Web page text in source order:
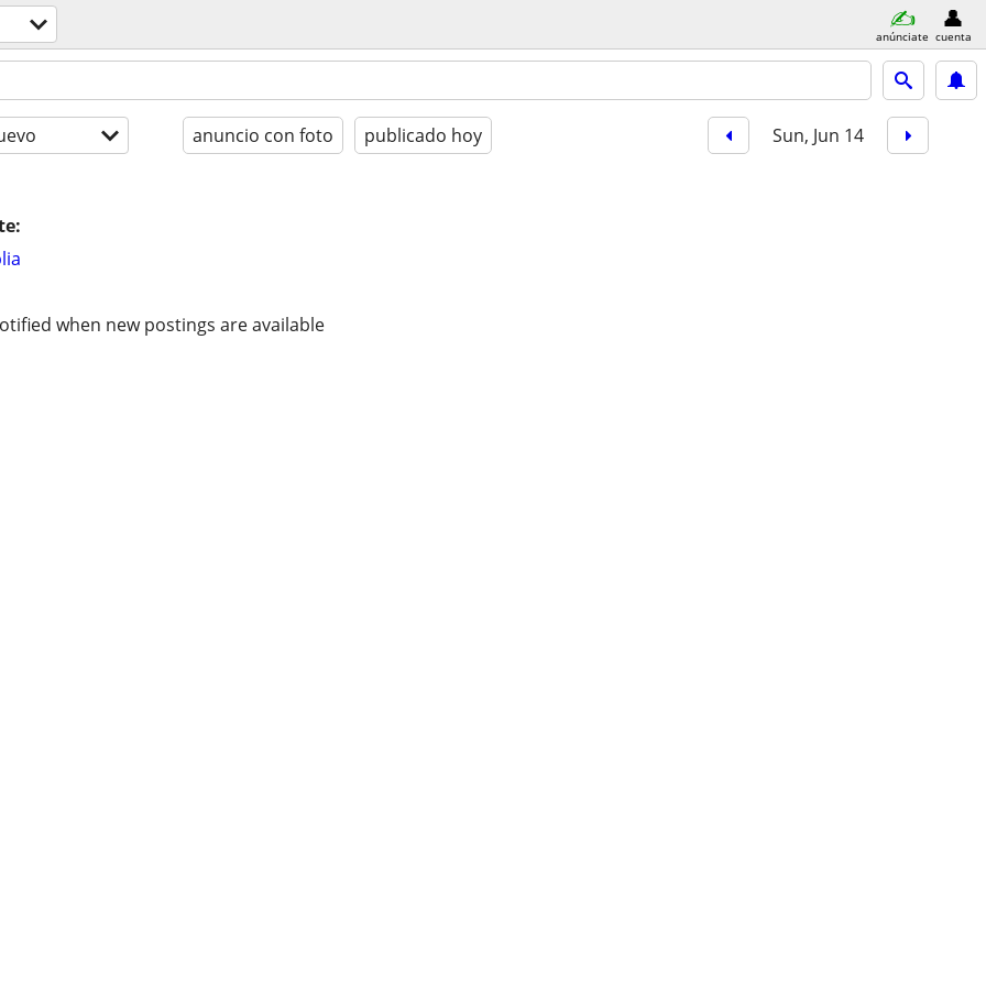
anúnciate cuenta
anuncio con foto publicado hoy Sun, Jun 14
when new postings are available